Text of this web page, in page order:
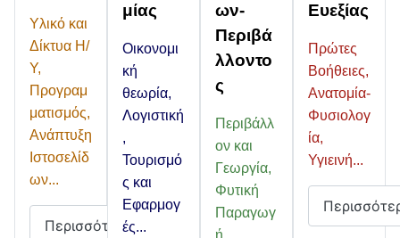
Υλικό και
Δίκτυα Η/
Υ,
Προγραμ
ματισμός,
Ανάπτυξη
Ιστοσελίδ
ων...
Περισσότερα
μίας
Οικονομι
κή
θεωρία,
Λογιστική
,
Τουρισμό
ς και
Εφαρμογ
ές...
ων-
Περιβά
λλοντο
ς
Περιβάλλ
ον και
Γεωργία,
Φυτική
Παραγωγ
Ευεξίας
Πρώτες
Βοήθειες,
Ανατομία-
Φυσιολογ
ία,
Υγιεινή...